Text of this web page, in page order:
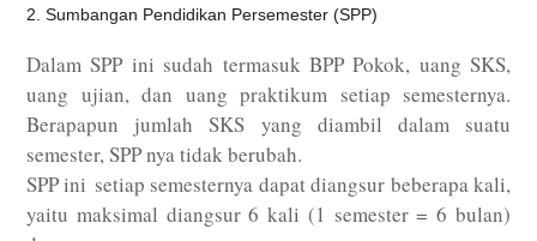
2. Sumbangan Pendidikan Persemester (SPP)
Dalam SPP ini sudah termasuk BPP Pokok, uang SKS,
uang ujian, dan uang praktikum setiap semesternya.
Berapapun jumlah SKS yang diambil dalam suatu
semester, SPP nya tidak berubah.
SPP ini setiap semesternya dapat diangsur beberapa kali,
yaitu maksimal diangsur 6 kali (1 semester = 6 bulan)